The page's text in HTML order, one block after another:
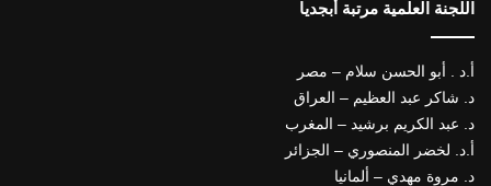
اللجنة العلمية مرتبة أبجديا
أ.د . أبو الحسن سلام – مصر
د. شاكر عبد العظيم – العراق
د. عبد الكريم برشيد – المغرب
أ.د. لخضر المنصوري – الجزائر
د. مروة مهدي – ألمانيا